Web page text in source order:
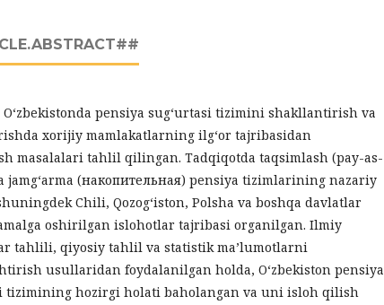
O‘zbekistonda pensiya sug‘urtasi tizimini shakllantirish va
xorijiy mamlakatlarning ilg‘or tajribasidan
masalalari tahlil qilingan. Tadqiqotda taqsimlash (pay-as-
jamg‘arma (накопительная) pensiya tizimlarining nazariy
Chili, Qozog‘iston, Polsha va boshqa davlatlar
oshirilgan islohotlar tajribasi organilgan. Ilmiy
tahlili, qiyosiy tahlil va statistik ma’lumotlarni
usullaridan foydalanilgan holda, O‘zbekiston pensiya
tizimining hozirgi holati baholangan va uni isloh qilish